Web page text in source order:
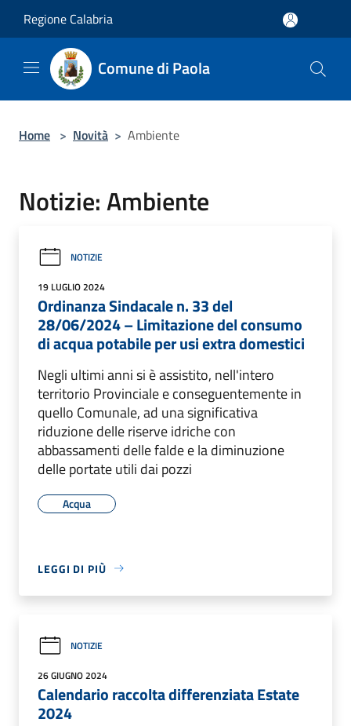
Regione Calabria
Comune di Paola
Home > Novità > Ambiente
Notizie: Ambiente
NOTIZIE
19 LUGLIO 2024
Ordinanza Sindacale n. 33 del
28/06/2024 – Limitazione del consumo
di acqua potabile per usi extra domestici
Negli ultimi anni si è assistito, nell'intero
territorio Provinciale e conseguentemente in
quello Comunale, ad una significativa
riduzione delle riserve idriche con
abbassamenti delle falde e la diminuzione
delle portate utili dai pozzi
Acqua
LEGGI DI PIÙ
NOTIZIE
26 GIUGNO 2024
Calendario raccolta differenziata Estate
2024